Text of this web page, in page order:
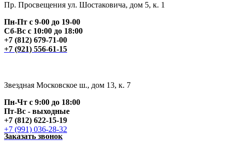
Пр. Просвещения ул. Шостаковича, дом 5, к. 1
Пн-Пт с 9-00 до 19-00
Сб-Вс с 10:00 до 18:00
+7 (812) 679-71-00
+7 (921) 556-61-15
Звездная Московское ш., дом 13, к. 7
Пн-Чт с 9:00 до 18:00
Пт-Вс - выходные
+7 (812) 622-15-19
+7 (991) 036-28-32
Заказать звонок